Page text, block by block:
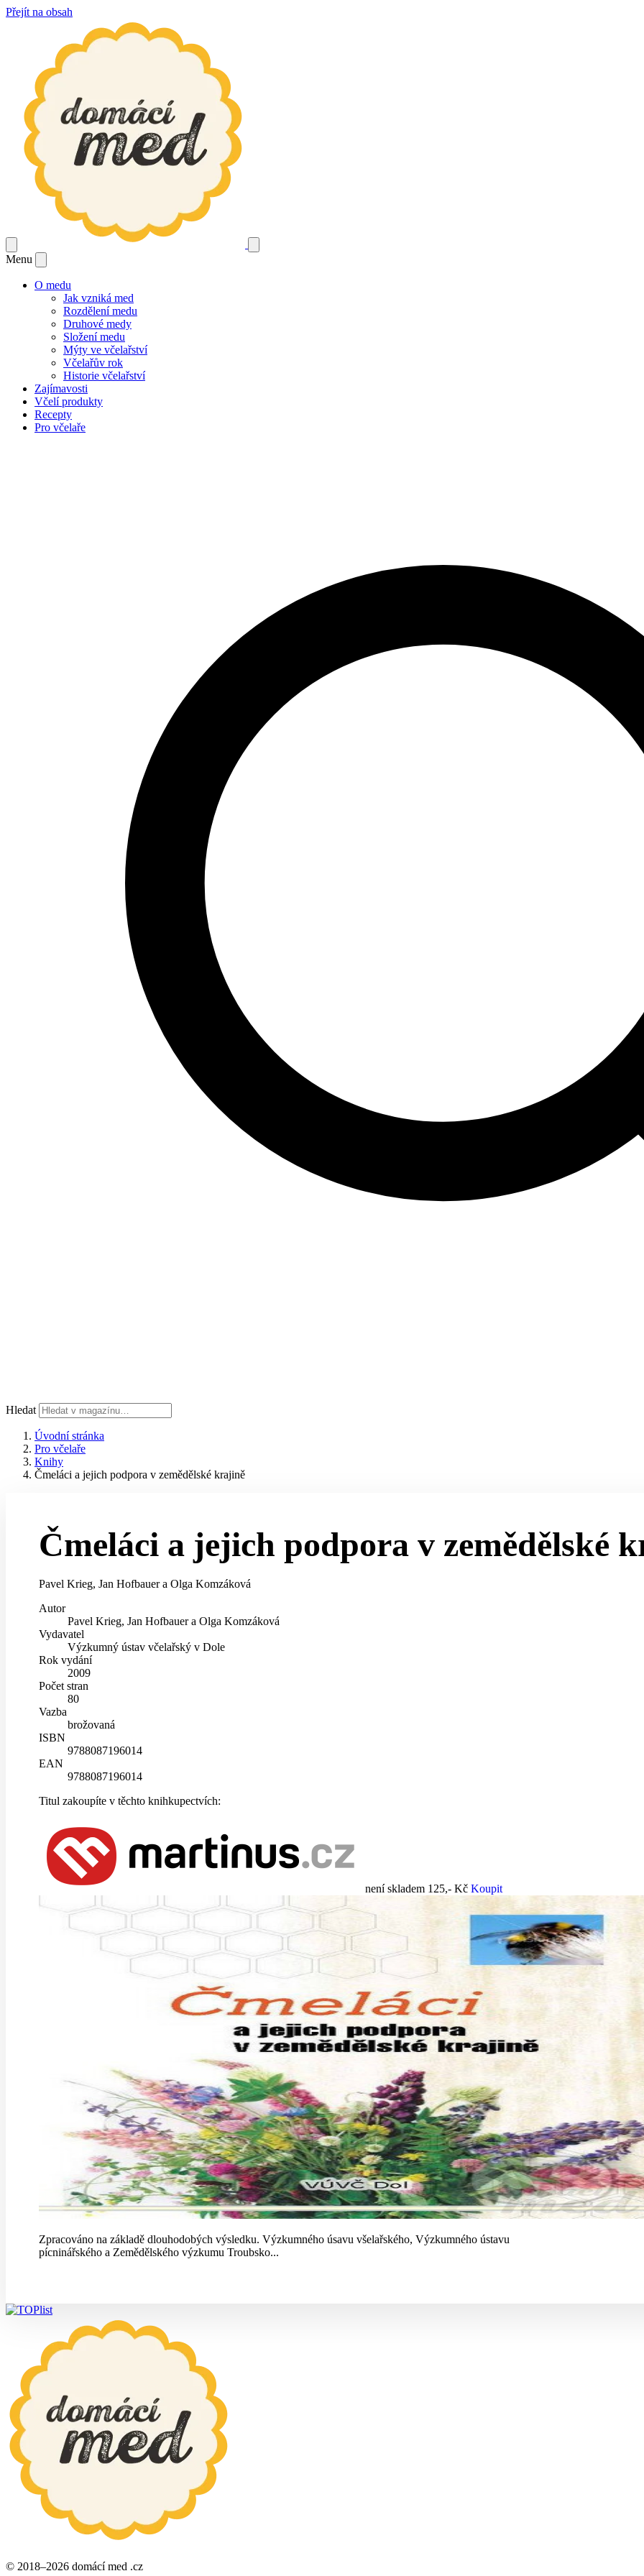
Přejít na obsah
Menu
O medu
Jak vzniká med
Rozdělení medu
Druhové medy
Složení medu
Mýty ve včelařství
Včelařův rok
Historie včelařství
Zajímavosti
Včelí produkty
Recepty
Pro včelaře
Hledat
Úvodní stránka
Pro včelaře
Knihy
Čmeláci a jejich podpora v zemědělské krajině
Čmeláci a jejich podpora v zemědělské
Pavel Krieg, Jan Hofbauer a Olga Komzáková
Autor
Pavel Krieg, Jan Hofbauer a Olga Komzáková
Vydavatel
Výzkumný ústav včelařský v Dole
Rok vydání
2009
Počet stran
80
Vazba
brožovaná
ISBN
9788087196014
EAN
9788087196014
Titul zakoupíte v těchto knihkupectvích:
není skladem 125,- Kč Koupit
Zpracováno na základě dlouhodobých výsledku. Výzkumného úsavu všelařského, Výzkumného ústavu
pícninářského a Zemědělského výzkumu Troubsko...
© 2018–2026 domácí med .cz